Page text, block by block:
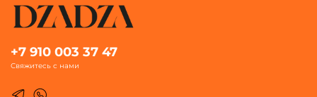
+7 910 003 37 47
Свяжитесь с нами